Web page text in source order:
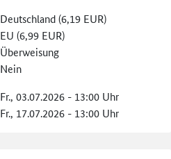
Deutschland (6,19 EUR)
EU (6,99 EUR)
Überweisung
Nein
Fr., 03.07.2026 - 13:00 Uhr
Fr., 17.07.2026 - 13:00 Uhr